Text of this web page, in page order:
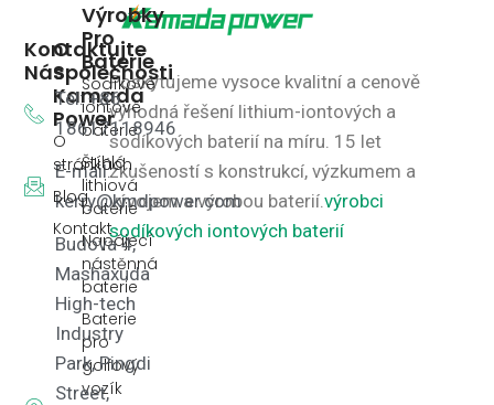
Poskytujeme vysoce kvalitní a cenově
výhodná řešení lithium-iontových a
sodíkových baterií na míru. 15 let
zkušeností s konstrukcí, výzkumem a
vývojem a výrobou baterií.výrobci
sodíkových iontových baterií
Výrobky
Pro
Baterie
Sodíkové
iontové
baterie
Štíhlá
lithiová
baterie
Napájecí
nástěnná
baterie
Baterie
pro
golfový
vozík
O
Společnosti
Kamada
Power
O
stránkách
Blog
Kontakt
Kontaktujte
Nás
Tel: +86
18617118946
E-mail:
kerry@kmdpower.com
Budova 4,
Mashaxuda
High-tech
Industry
Park, Pingdi
Street,